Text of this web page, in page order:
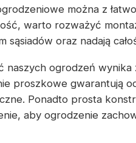
można z
warto rozważyć
sąsiadów oraz nadają
naszych ogrodzeń
proszkowe gwarantują
Ponadto prosta
aby ogrodzenie